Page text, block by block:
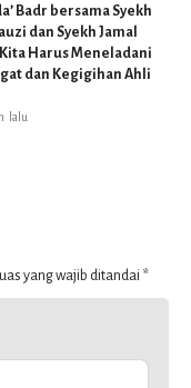
Badr bersama Syekh
dan Syekh Jamal
Harus Meneladani
dan Kegigihan Ahli
lalu
yang wajib ditandai *